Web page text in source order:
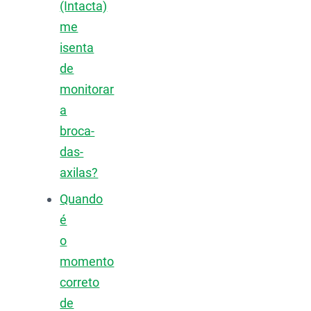
(Intacta)
me
isenta
de
monitorar
a
broca-
das-
axilas?
Quando
é
o
momento
correto
de